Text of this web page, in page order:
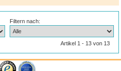
Filtern nach:
Artikel 1 - 13 von 13